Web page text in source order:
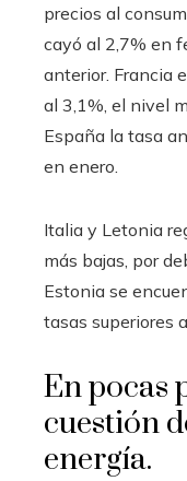
precios al
cayó al 2,7% en
anterior. Francia
al 3,1%, el nivel
España la tasa
en enero.
Italia y Letonia
más bajas, por
Estonia se
tasas superiores
En pocas
cuestión
energía.